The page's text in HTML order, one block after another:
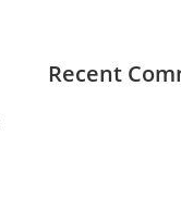
Recent